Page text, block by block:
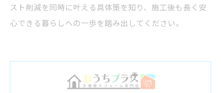
スト削減を同時に叶える具体策を知り、施工後も長く安
心できる暮らしへの一歩を踏み出してください。